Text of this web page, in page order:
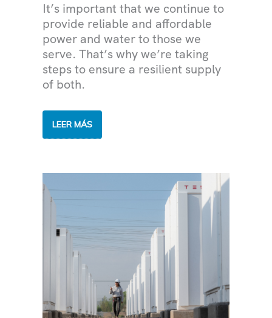
It’s important that we continue to
provide reliable and affordable
power and water to those we
serve. That’s why we’re taking
steps to ensure a resilient supply
of both.
TACKLING
CHANGE
LEER MÁS